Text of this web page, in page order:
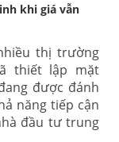
khi giá vẫn
thị trường
thiết lập mặt
được đánh
năng tiếp cận
đầu tư trung